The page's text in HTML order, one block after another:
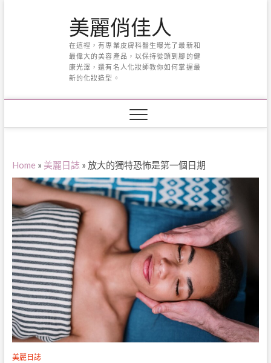
美麗俏佳人
在這裡，有專業皮膚科醫生曝光了最新和
最偉大的美容產品，以保持從頭到腳的健
康光澤，還有名人化妝師教你如何掌握最
新的化妝造型。
Home » 美麗日誌 » 放大的獨特恐怖是第一個日期
美麗日誌